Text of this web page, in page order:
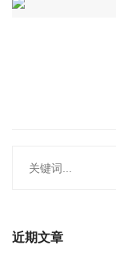
近期文章